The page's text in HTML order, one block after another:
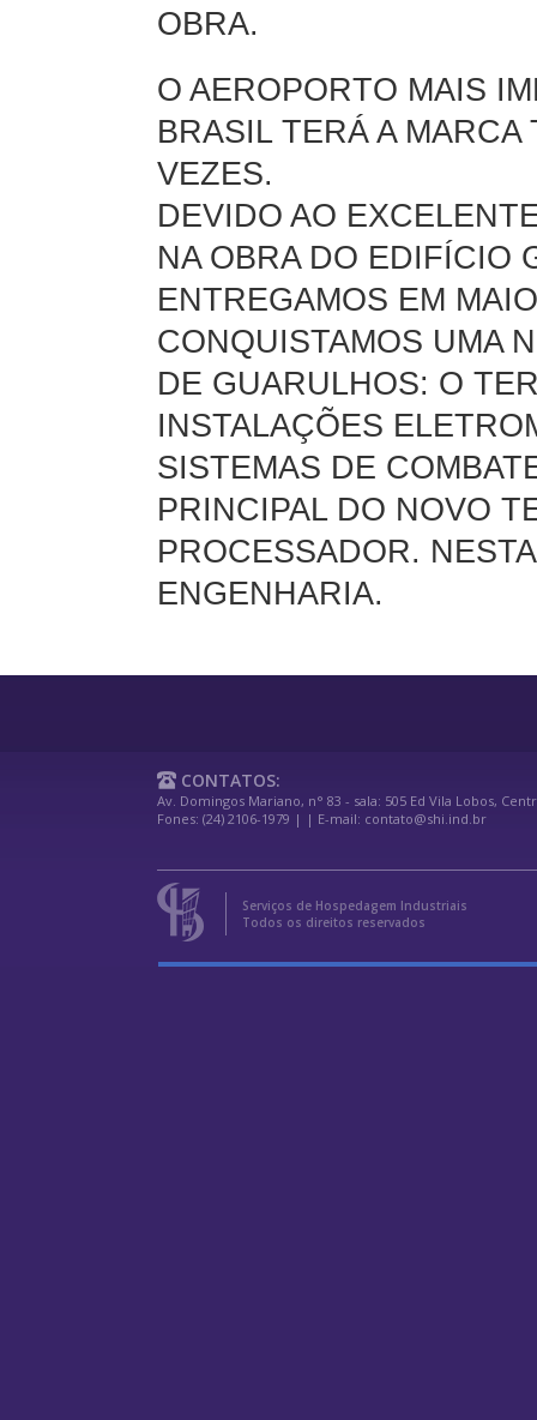
OBRA.
O AEROPORTO MAIS
BRASIL TERÁ A MARCA
VEZES.
DEVIDO AO
NA OBRA DO EDIFÍCIO
ENTREGAMOS EM
CONQUISTAMOS UMA
DE GUARULHOS: O
INSTALAÇÕES
SISTEMAS DE
PRINCIPAL DO NOVO
PROCESSADOR.
ENGENHARIA.
CONTATOS:
Av. Domingos Mariano, n° 83 - sala: 505 Ed Vila Lobos,
Fones: (24) 2106-1979 | | E-mail: contato@shi.ind.br
Serviços de Hospedagem Industriais
Todos os direitos reservados